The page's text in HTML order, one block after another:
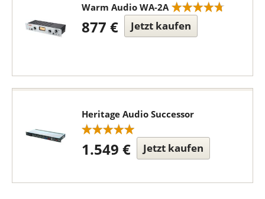
Warm Audio WA-2A
877 € Jetzt kaufen
Heritage Audio Successor
1.549 € Jetzt kaufen